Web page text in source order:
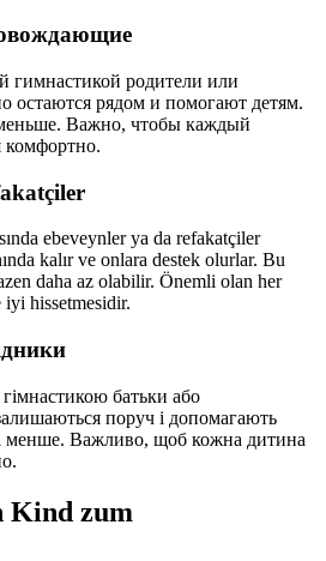
гимнастикой родители или
рядом и помогают детям.
Важно, чтобы каждый
комфортно.
ebeveynler ya da refakatçiler
kalır ve onlara destek olurlar. Bu
daha az olabilir. Önemli olan her
hissetmesidir.
батьки або
поруч і допомагають
менше. Важливо, щоб кожна дитина
Kind zum